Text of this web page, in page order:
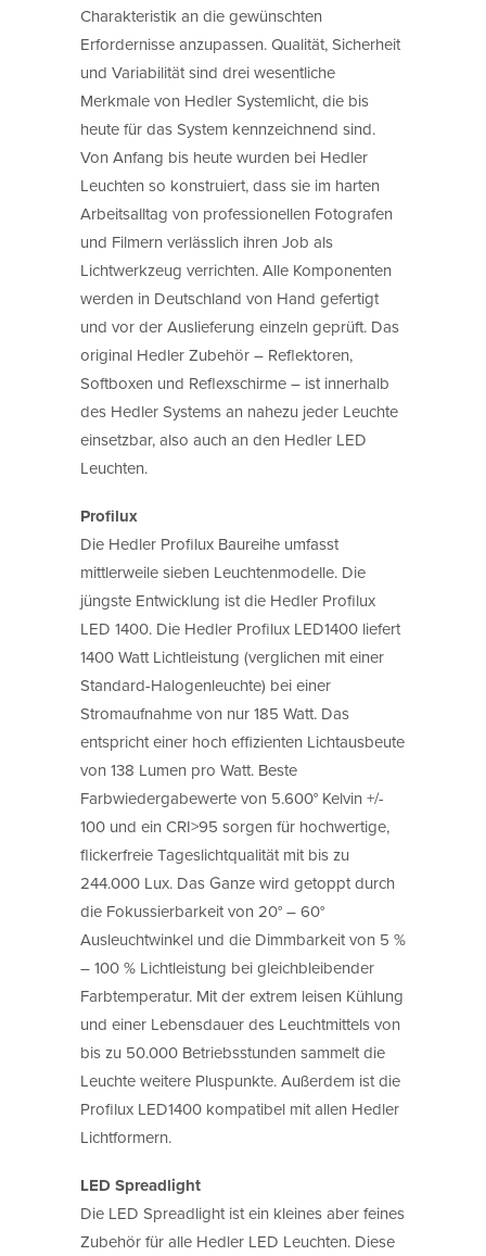
Charakteristik an die gewünschten
Erfordernisse anzupassen. Qualität, Sicherheit
und Variabilität sind drei wesentliche
Merkmale von Hedler Systemlicht, die bis
heute für das System kennzeichnend sind.
Von Anfang bis heute wurden bei Hedler
Leuchten so konstruiert, dass sie im harten
Arbeitsalltag von professionellen Fotografen
und Filmern verlässlich ihren Job als
Lichtwerkzeug verrichten. Alle Komponenten
werden in Deutschland von Hand gefertigt
und vor der Auslieferung einzeln geprüft. Das
original Hedler Zubehör – Reflektoren,
Softboxen und Reflexschirme – ist innerhalb
des Hedler Systems an nahezu jeder Leuchte
einsetzbar, also auch an den Hedler LED
Leuchten.
Profilux
Die Hedler Profilux Baureihe umfasst
mittlerweile sieben Leuchtenmodelle. Die
jüngste Entwicklung ist die Hedler Profilux
LED 1400. Die Hedler Profilux LED1400 liefert
1400 Watt Lichtleistung (verglichen mit einer
Standard-Halogenleuchte) bei einer
Stromaufnahme von nur 185 Watt. Das
entspricht einer hoch effizienten Lichtausbeute
von 138 Lumen pro Watt. Beste
Farbwiedergabewerte von 5.600° Kelvin +/-
100 und ein CRI>95 sorgen für hochwertige,
flickerfreie Tageslichtqualität mit bis zu
244.000 Lux. Das Ganze wird getoppt durch
die Fokussierbarkeit von 20° – 60°
Ausleuchtwinkel und die Dimmbarkeit von 5 %
– 100 % Lichtleistung bei gleichbleibender
Farbtemperatur. Mit der extrem leisen Kühlung
und einer Lebensdauer des Leuchtmittels von
bis zu 50.000 Betriebsstunden sammelt die
Leuchte weitere Pluspunkte. Außerdem ist die
Profilux LED1400 kompatibel mit allen Hedler
Lichtformern.
LED Spreadlight
Die LED Spreadlight ist ein kleines aber feines
Zubehör für alle Hedler LED Leuchten. Diese